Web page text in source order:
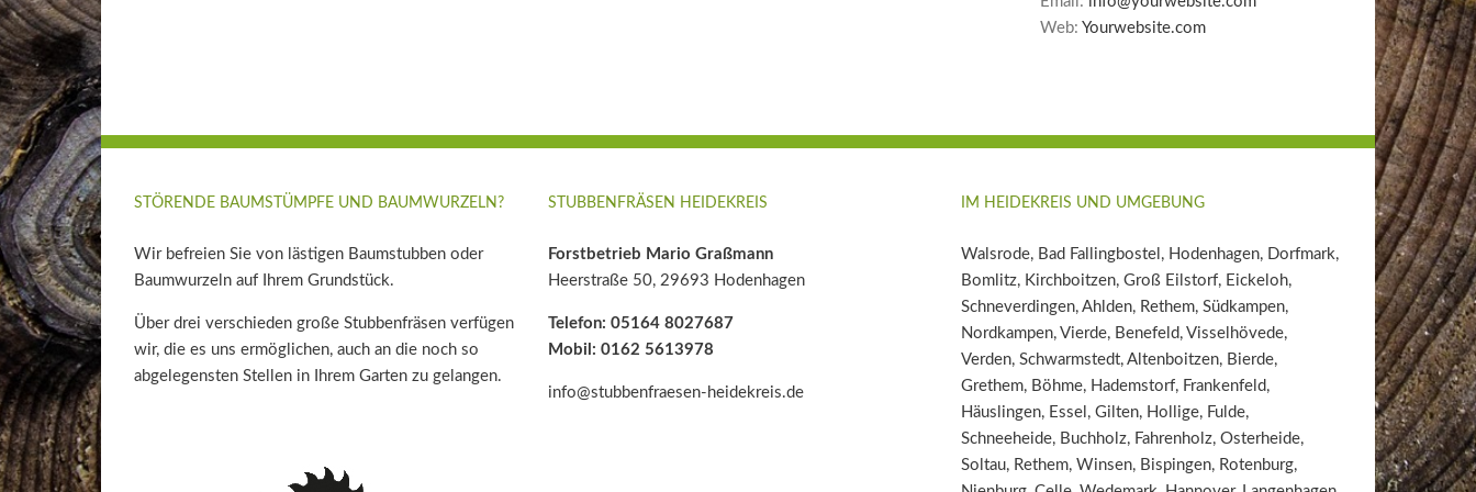
Web: Yourwebsite.com
STÖRENDE BAUMSTÜMPFE UND BAUMWURZELN?
Wir befreien Sie von lästigen Baumstubben oder
Baumwurzeln auf Ihrem Grundstück.
Über drei verschieden große Stubbenfräsen verfügen
wir, die es uns ermöglichen, auch an die noch so
abgelegensten Stellen in Ihrem Garten zu gelangen.
STUBBENFRÄSEN HEIDEKREIS
Forstbetrieb Mario Graßmann
Heerstraße 50, 29693 Hodenhagen
Telefon: 05164 8027687
Mobil: 0162 5613978
info@stubbenfraesen-heidekreis.de
IM HEIDEKREIS UND UMGEBUNG
Walsrode, Bad Fallingbostel, Hodenhagen, Dorfmark,
Bomlitz, Kirchboitzen, Groß Eilstorf, Eickeloh,
Schneverdingen, Ahlden, Rethem, Südkampen,
Nordkampen, Vierde, Benefeld, Visselhövede,
Verden, Schwarmstedt, Altenboitzen, Bierde,
Grethem, Böhme, Hademstorf, Frankenfeld,
Häuslingen, Essel, Gilten, Hollige, Fulde,
Schneeheide, Buchholz, Fahrenholz, Osterheide,
Soltau, Rethem, Winsen, Bispingen, Rotenburg,